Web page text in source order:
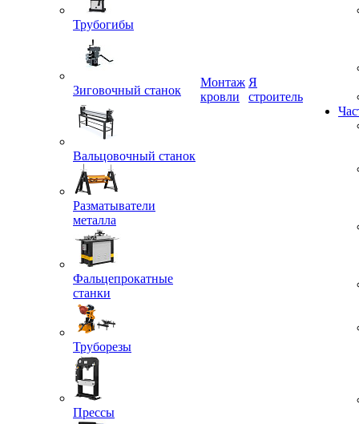
Трубогибы
Зиговочный станок
Вальцовочный станок
Разматыватели
металла
Фальцепрокатные
станки
Труборезы
Прессы
Монтаж
кровли
Я
строитель